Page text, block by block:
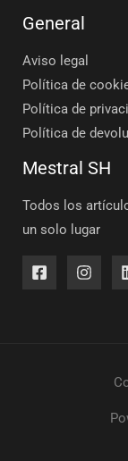
General
Aviso legal
Política de
Política de
Política de
Mestral SH
Todos los
un solo lugar